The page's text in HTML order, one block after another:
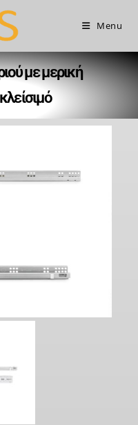
Menu
με μερική